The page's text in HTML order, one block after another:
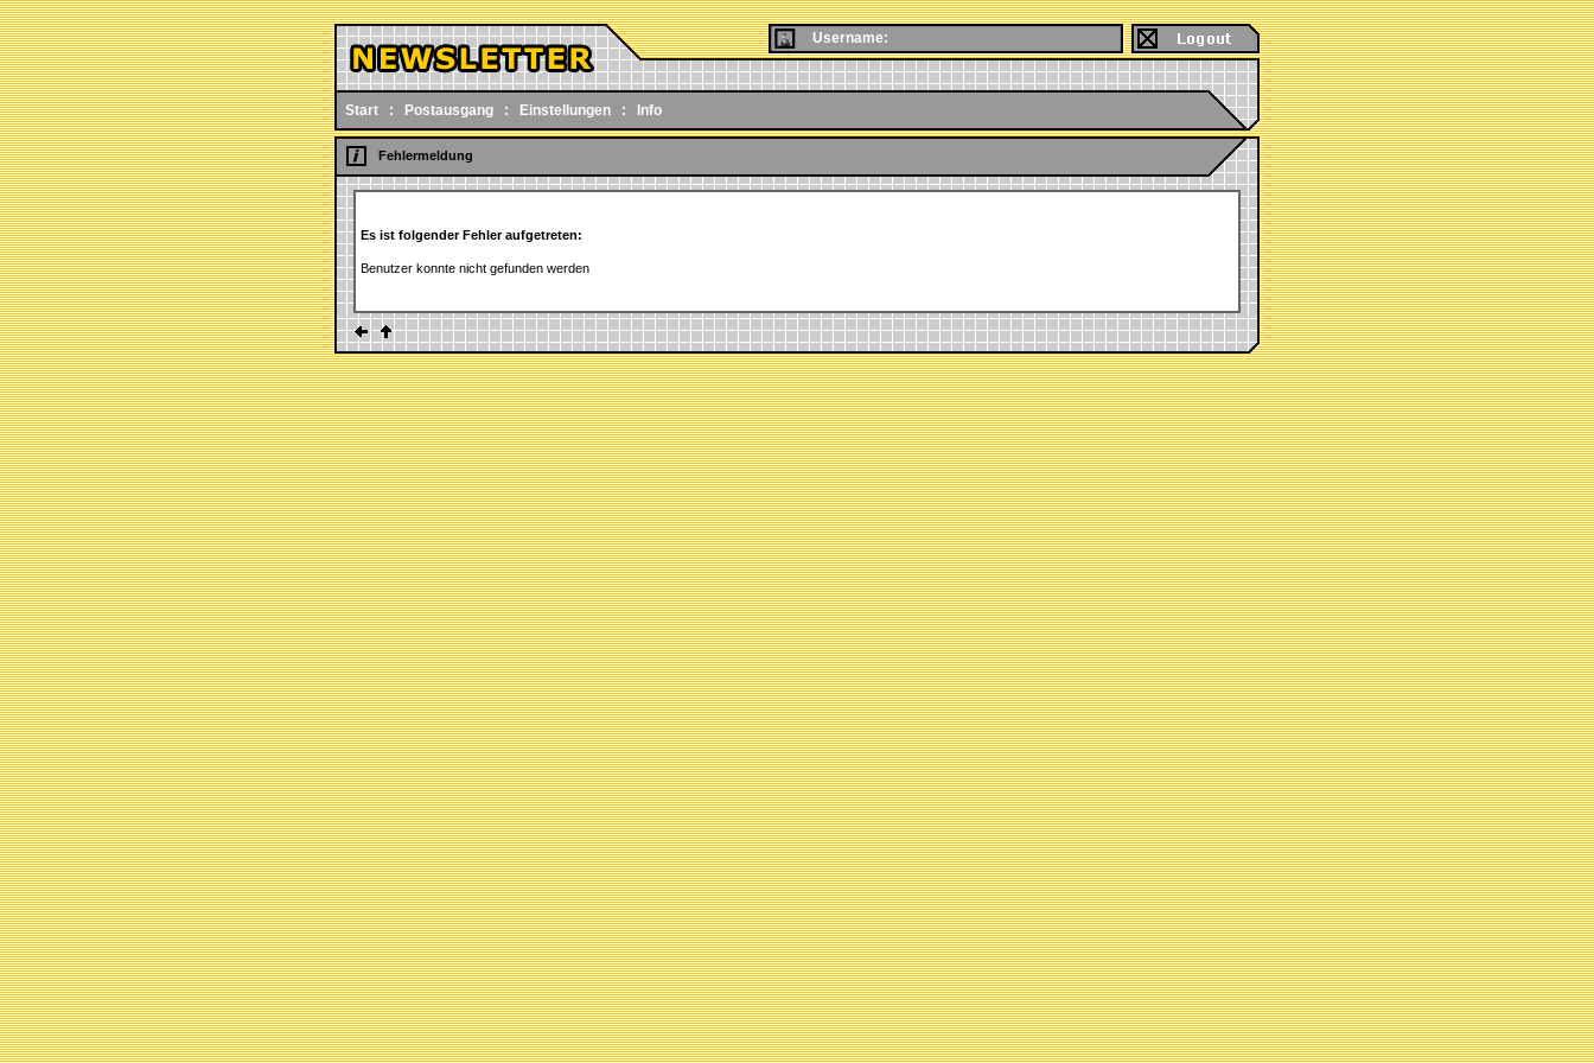
Username:
Start : Postausgang : Einstellungen : Info
Fehlermeldung
Es ist folgender Fehler aufgetreten:
Benutzer konnte nicht gefunden werden